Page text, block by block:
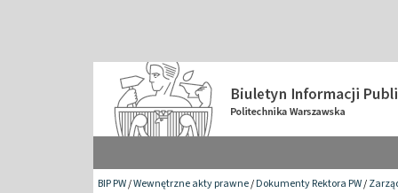
BIP PW/Wewnętrzne akty prawne/Dokumenty Rektora PW/